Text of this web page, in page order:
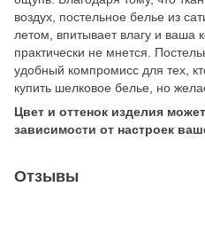
воздух, постельное белье из
летом, впитывает влагу и ваша
практически не мнется.
удобный компромисс для тех,
купить шелковое белье, но
Цвет и оттенок изделия
зависимости от настроек
Отзывы